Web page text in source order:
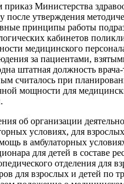
Министерства
утверждения
принципы работы
кабинетов
медицинского
за пациентами,
штатная должность
считалось при
мощности для
об организации
условиях, для
в амбулаторных
для детей в
отделения
для взрослых и детей